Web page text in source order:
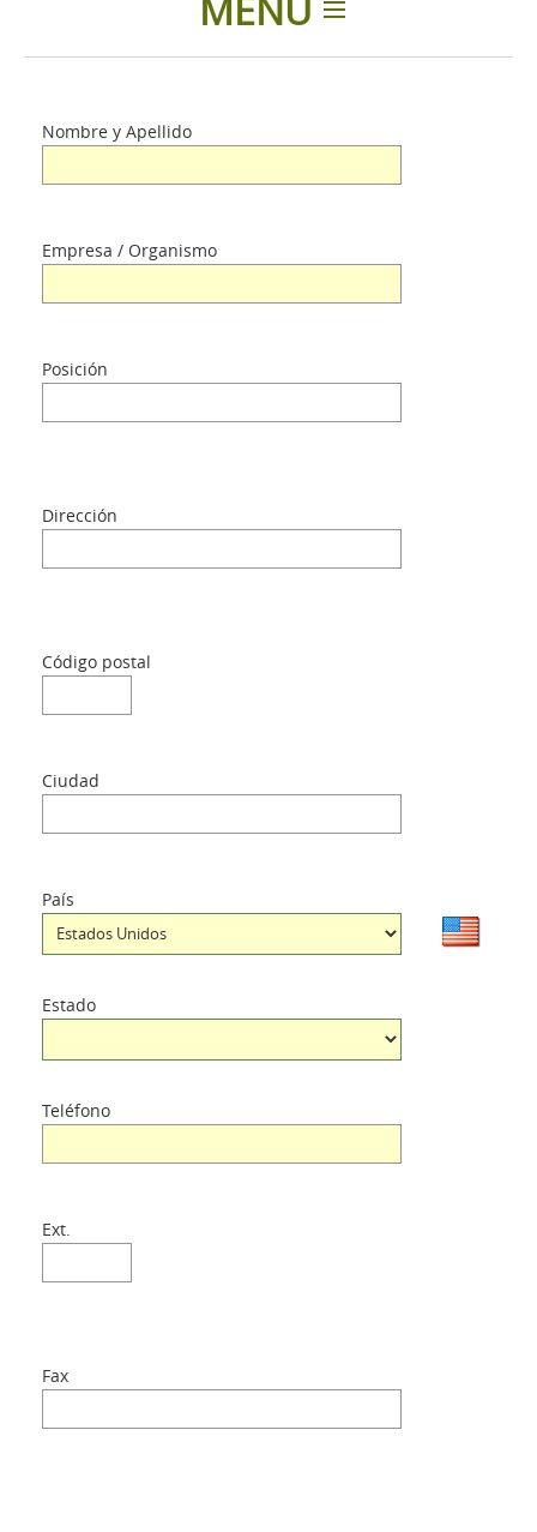
Productos
Presentación
Contactos
Lengua
Nombre y Apellido
Empresa / Organismo
Posición
Dirección
Código postal
Ciudad
País
Estado
Teléfono
Ext.
Fax